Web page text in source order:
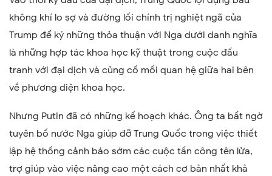
không khí lo sợ và đường lối chính trị nghiệt ngã của
Trump để ký những thỏa thuận với Nga dưới danh nghĩa
là những hợp tác khoa học kỹ thuật trong cuộc đấu
tranh với đại dịch và củng cố mối quan hệ giữa hai bên
về phương diện khoa học.
Nhưng Putin đã có những kế hoạch khác. Ông ta bất ngờ
tuyên bố nước Nga giúp đỡ Trung Quốc trong việc thiết
lập hệ thống cảnh báo sớm các cuộc tấn công tên lửa,
trợ giúp vào việc nâng cao một cách cơ bản nhất khả